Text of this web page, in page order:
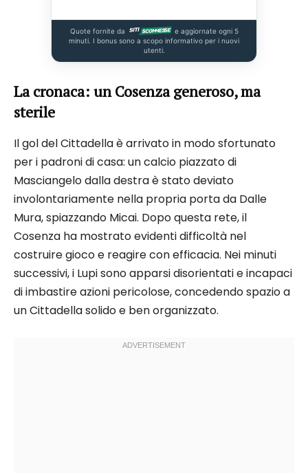
Quote fornite da
e aggiornate ogni 5
minuti. I bonus sono a scopo informativo per i nuovi
utenti.
La cronaca: un Cosenza generoso, ma
sterile
Il gol del Cittadella è arrivato in modo sfortunato
per i padroni di casa: un calcio piazzato di
Masciangelo dalla destra è stato deviato
involontariamente nella propria porta da Dalle
Mura, spiazzando Micai. Dopo questa rete, il
Cosenza ha mostrato evidenti difficoltà nel
costruire gioco e reagire con efficacia. Nei minuti
successivi, i Lupi sono apparsi disorientati e incapaci
di imbastire azioni pericolose, concedendo spazio a
un Cittadella solido e ben organizzato.